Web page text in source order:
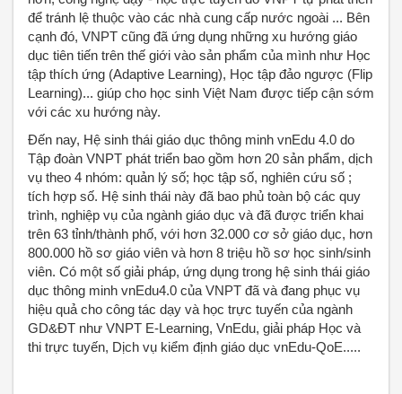
để tránh lệ thuộc vào các nhà cung cấp nước ngoài ... Bên
cạnh đó, VNPT cũng đã ứng dụng những xu hướng giáo
dục tiên tiến trên thế giới vào sản phẩm của mình như Học
tập thích ứng (Adaptive Learning), Học tập đảo ngược (Flip
Learning)... giúp cho học sinh Việt Nam được tiếp cận sớm
với các xu hướng này.
Đến nay, Hệ sinh thái giáo dục thông minh vnEdu 4.0 do
Tập đoàn VNPT phát triển bao gồm hơn 20 sản phẩm, dịch
vụ theo 4 nhóm: quản lý số; học tập số, nghiên cứu số ;
tích hợp số. Hệ sinh thái này đã bao phủ toàn bộ các quy
trình, nghiệp vụ của ngành giáo dục và đã được triển khai
trên 63 tỉnh/thành phố, với hơn 32.000 cơ sở giáo dục, hơn
800.000 hồ sơ giáo viên và hơn 8 triệu hồ sơ học sinh/sinh
viên. Có một số giải pháp, ứng dụng trong hệ sinh thái giáo
dục thông minh vnEdu4.0 của VNPT đã và đang phục vụ
hiệu quả cho công tác dạy và học trực tuyến của ngành
GD&ĐT như VNPT E-Learning, VnEdu, giải pháp Học và
thi trực tuyến, Dịch vụ kiểm định giáo dục vnEdu-QoE.....